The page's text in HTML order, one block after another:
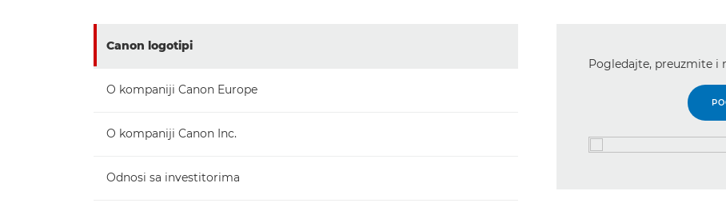
Canon logotipi
O kompaniji Canon Europe
O kompaniji Canon Inc.
Odnosi sa investitorima
Pogledajte, preuzmite i